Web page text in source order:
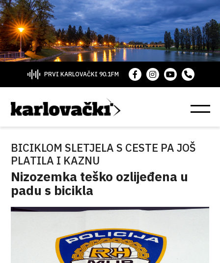
PRVI KARLOVAČKI 90.1FM
BICIKLOM SLETJELA S CESTE PA JOŠ
PLATILA I KAZNU
Nizozemka teško ozlijeđena u
padu s bicikla